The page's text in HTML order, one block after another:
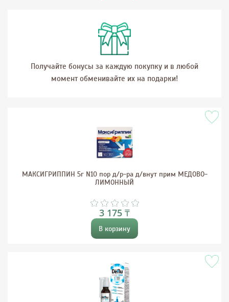
Получайте бонусы за каждую покупку и в любой
момент обменивайте их на подарки!
МАКСИГРИППИН 5г N10 пор д/р-ра д/внут прим МЕДОВО-
ЛИМОННЫЙ
3 175 ₸
В корзину